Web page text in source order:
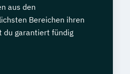
aus den
Bereichen ihren
du garantiert fündig